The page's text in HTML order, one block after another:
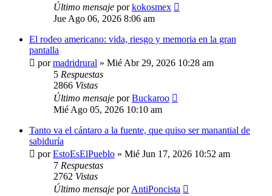
Último mensaje porkokosmex
Jue Ago 06, 2026 8:06 am
El rodeo americano: vida, riesgo y memoria en la gran
pantalla
pormadridrural » Mié Abr 29, 2026 10:28 am
5 Respuestas
2866 Vistas
Último mensaje porBuckaroo
Mié Ago 05, 2026 10:10 am
Tanto va el cántaro a la fuente, que quiso ser manantial de
sabiduría
porEstoEsElPueblo » Mié Jun 17, 2026 10:52 am
7 Respuestas
2762 Vistas
Último mensaje porAntiPoncista